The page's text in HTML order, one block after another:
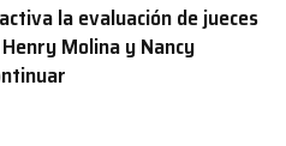
la evaluación de jueces
Molina y Nancy